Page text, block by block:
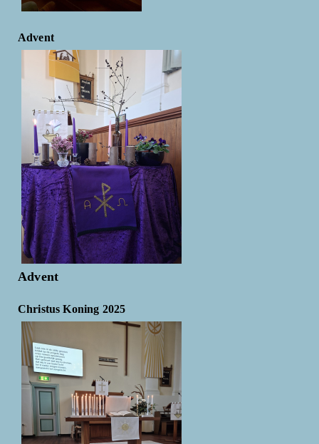
Advent
Advent
Christus Koning 2025